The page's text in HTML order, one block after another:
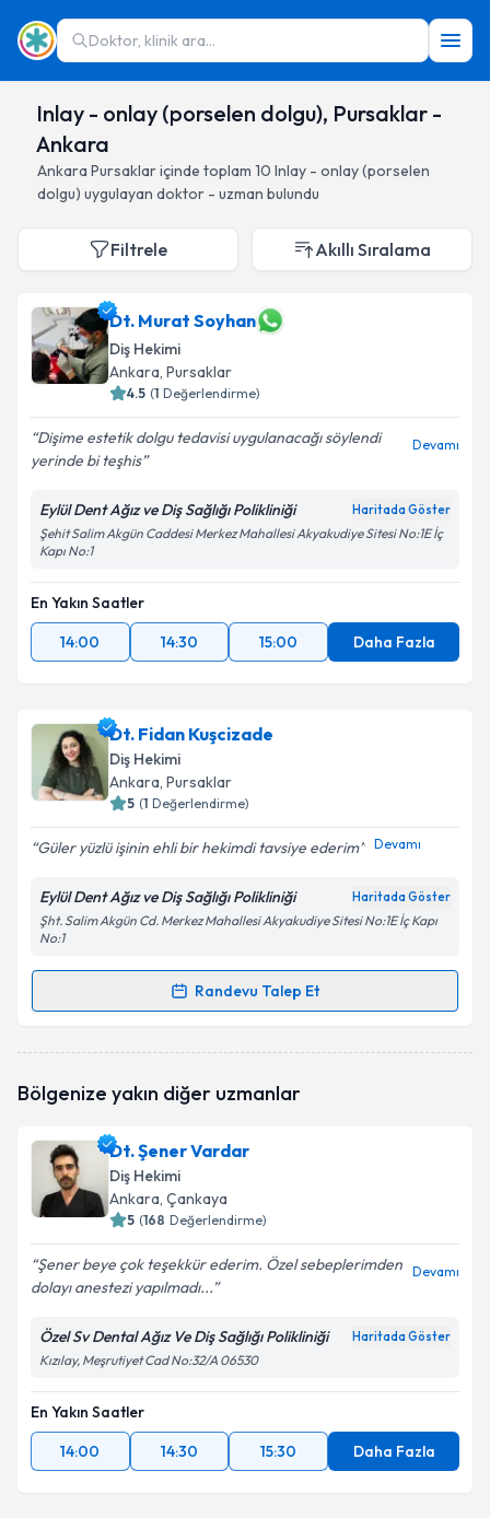
Doktor, klinik ara...
Inlay - onlay (porselen dolgu), Pursaklar -
Ankara
Ankara Pursaklariçinde toplam 10 Inlay - onlay (porselen
dolgu) uygulayan doktor - uzman bulundu
Filtrele Akıllı Sıralama
Dt. Murat Soyhan
Diş Hekimi
Ankara, Pursaklar
4.5 (1 Değerlendirme)
Dişime estetik dolgu tedavisi uygulanacağı söylendi
yerinde bi teşhis
Devamı
Eylül Dent Ağız ve Diş Sağlığı Polikliniği Haritada Göster
Şehit Salim Akgün Caddesi Merkez Mahallesi Akyakudiye Sitesi No:1E İç
Kapı No:1
En Yakın Saatler
14:00
14:30 15:00 Daha Fazla
Dt. Fidan Kuşcizade
Diş Hekimi
Ankara, Pursaklar
5 (1 Değerlendirme)
Güler yüzlü işinin ehli bir hekimdi tavsiye ederim Devamı
Eylül Dent Ağız ve Diş Sağlığı Polikliniği Haritada Göster
Şht. Salim Akgün Cd. Merkez Mahallesi Akyakudiye Sitesi No:1E İç Kapı
No:1
Randevu Talep Et
Randevu Takvimi Talebi
oluşturun. Size bu uzmandan randevu almanız için bir
E-posta Adresiniz
Kişisel verilerimin işlenmesine ilişkinAydınlatma
Metni'ni okudum ve kişisel verilerimin belirtilen
Bölgenize yakın diğer uzmanlar
Dt. Şener Vardar
Diş Hekimi
Ankara, Çankaya
5 (168 Değerlendirme)
Şener beye çok teşekkür ederim. Özel sebeplerimden
dolayı anestezi yapılmadı...
Devamı
Özel Sv Dental Ağız Ve Diş Sağlığı Polikliniği Haritada Göster
Kızılay, Meşrutiyet Cad No:32/A 06530
En Yakın Saatler
14:00
14:30 15:30 Daha Fazla